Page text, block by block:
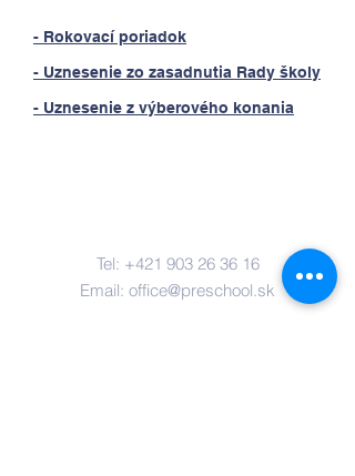
- Rokovací poriadok
- Uznesenie zo zasadnutia Rady školy
- Uznesenie z výberového konania
Tel: +421 903 26 36 16
Email: office@preschool.sk